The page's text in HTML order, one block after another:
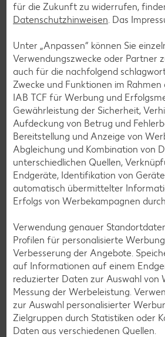
Zurück zu allen
Glutenfreie Rezepte
Wer auf Gluten verzichtet, muss
Vielfalt und Geschmack verzichten.
mit unseren glutenfreien Rezepten
die nicht nur verträglich, sondern
für die Zukunft zu widerrufen,
Datenschutzhinweisen. Das
Unter „Anpassen“ können Sie
Verwendungszwecke oder Partner
auch für die nachfolgend
Zwecke und Funktionen im Rahmen
IAB TCF für Werbung und
Gewährleistung der Sicherheit,
Aufdeckung von Betrug und
Bereitstellung und Anzeige von
Abgleichung und Kombination von
unterschiedlichen Quellen,
Endgeräte, Identifikation von
automatisch übermittelter
Erfolgs von Werbekampagnen
Verwendung genauer
Profilen für personalisierte
Verbesserung der Angebote.
auf Informationen auf einem
reduzierter Daten zur Auswahl von
Messung der Werbeleistung.
zur Auswahl personalisierter
Zielgruppen durch Statistiken oder
Daten aus verschiedenen Quellen.